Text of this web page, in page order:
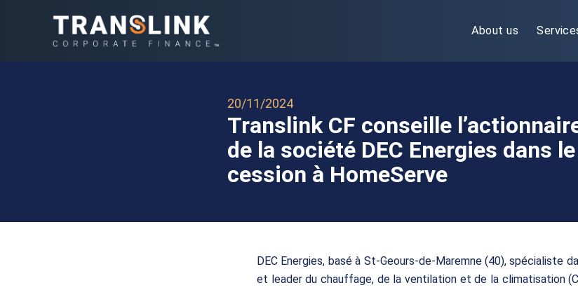
About us
20/11/2024
Translink CF conseille
de la société DEC Energies dans
cession à HomeServe
DEC Energies, basé à St-Geours-de-Maremne (40), spécialiste
et leader du chauffage, de la ventilation et de la climatisation